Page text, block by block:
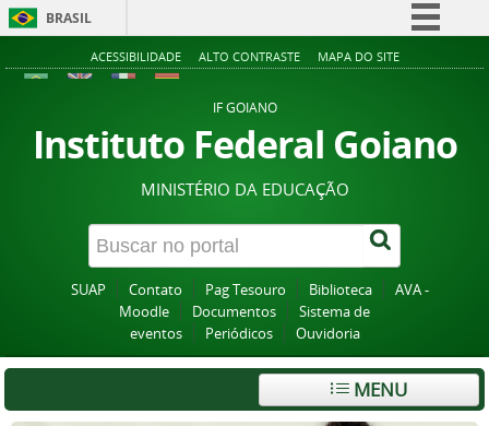
BRASIL
Simplifique!
Acesso à informação
Legislação
Canais
ACESSIBILIDADE ALTO CONTRASTE MAPA DO SITE
IF GOIANO
Instituto Federal Goiano
MINISTÉRIO DA EDUCAÇÃO
SUAP Contato Pag Tesouro Biblioteca
AVA -
Moodle
Documentos
Sistema de
eventos
Periódicos Ouvidoria
MENU